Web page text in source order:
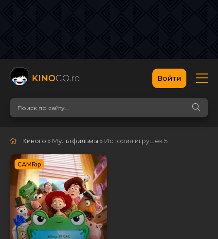
KINOGO.ro Войти
Киного » Мультфильмы » История игрушек 5
CAMRip